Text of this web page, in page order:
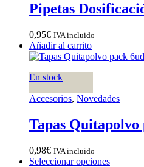
Pipetas
0,95€ IVA incluido
Añadir al carrito
En stock
Accesorios, Novedades
Tapas Quitapolvo
0,98€ IVA incluido
Seleccionar opciones